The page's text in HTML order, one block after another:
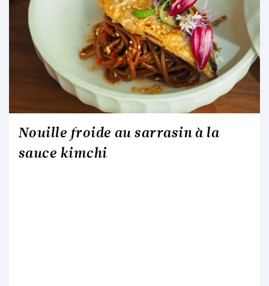
Nouille froide au sarrasin à la
sauce kimchi